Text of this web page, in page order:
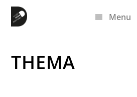
Zum
Inhalt
Zur
Seitenspalte
Zur
Fußzeile
Menu
THEMA